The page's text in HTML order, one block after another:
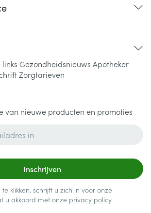
Gezondheidsnieuws Apotheker
Zorgtarieven
van nieuwe producten en promoties
Inschrijven
klikken, schrijft u zich in voor onze
u akkoord met onze privacy policy.